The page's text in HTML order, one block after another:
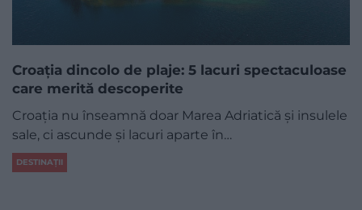
Croația dincolo de plaje: 5 lacuri spectaculoase
care merită descoperite
Croația nu înseamnă doar Marea Adriatică și insulele
sale, ci ascunde și lacuri aparte în…
DESTINAȚII